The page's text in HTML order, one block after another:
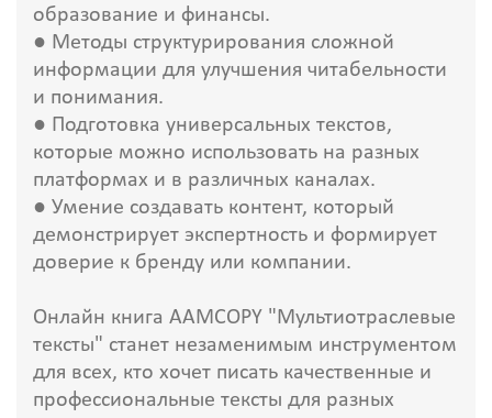
образование и финансы.
● Методы структурирования сложной
информации для улучшения читабельности
и понимания.
● Подготовка универсальных текстов,
которые можно использовать на разных
платформах и в различных каналах.
● Умение создавать контент, который
демонстрирует экспертность и формирует
доверие к бренду или компании.
Онлайн книга AAMCOPY "Мультиотраслевые
тексты" станет незаменимым инструментом
для всех, кто хочет писать качественные и
профессиональные тексты для разных